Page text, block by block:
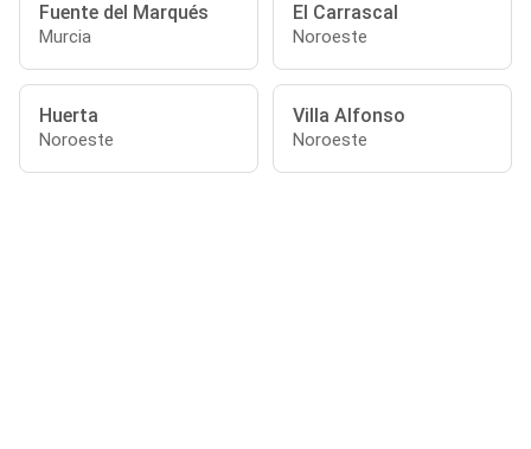
Fuente del Marqués
Murcia
El Carrascal
Noroeste
Huerta
Noroeste
Villa Alfonso
Noroeste